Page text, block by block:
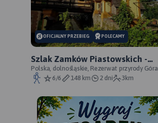
OFICJALNY PRZEBIEG POLECAMY
Szlak Zamków Piastowskich -
oficjalny przebieg
Polska, dolnośląskie, Rezerwat przyrody Góra
Choina, Zagórze Śląskie, powiat wałbrzyski
6/6 148 km 2 dni 3km